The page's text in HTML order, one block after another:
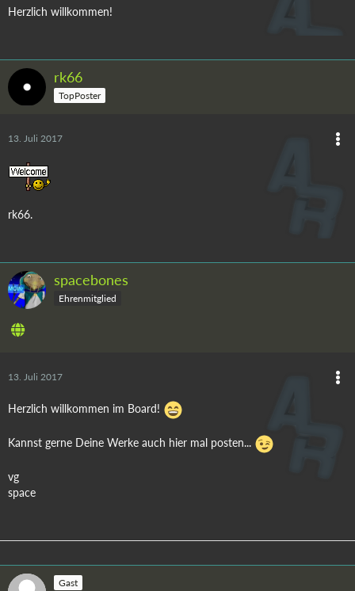
Herzlich willkommen!
rk66
TopPoster
13. Juli 2017
rk66.
spacebones
Ehrenmitglied
13. Juli 2017
Herzlich willkommen im Board!
Kannst gerne Deine Werke auch hier mal posten...
vg
space
Gast